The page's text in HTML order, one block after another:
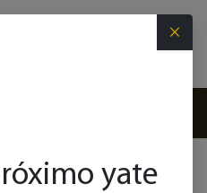
×
yate